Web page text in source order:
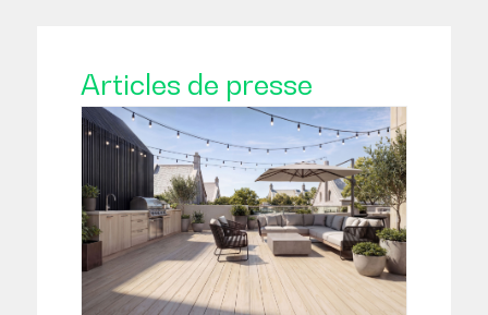
Articles de presse